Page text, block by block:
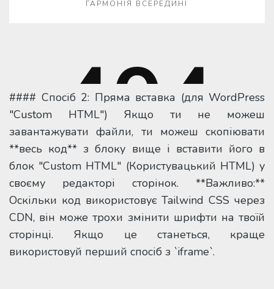
#### Спосіб 2: Пряма вставка (для WordPress
"Custom HTML") Якщо ти не можеш
завантажувати файли, ти можеш скопіювати
**весь код** з блоку вище і вставити його в
блок "Custom HTML" (Користувацький HTML) у
своєму редакторі сторінок. **Важливо:**
Оскільки код використовує Tailwind CSS через
CDN, він може трохи змінити шрифти на твоїй
сторінці. Якщо це станеться, краще
використовуй перший спосіб з `iframe`.